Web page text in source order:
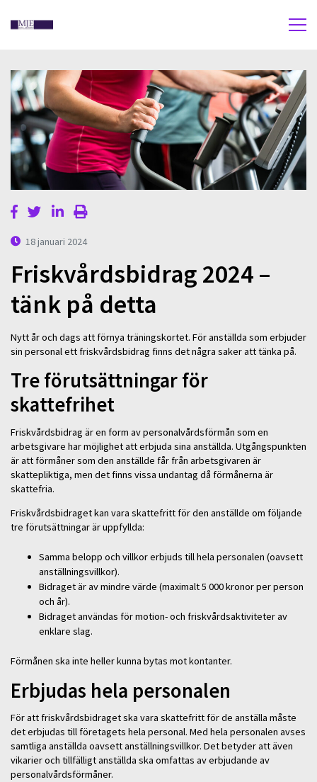
18 januari 2024
Friskvårdsbidrag 2024 –
tänk på detta
Nytt år och dags att förnya träningskortet. För anställda som erbjuder
sin personal ett friskvårdsbidrag finns det några saker att tänka på.
Tre förutsättningar för
skattefrihet
Friskvårdsbidrag är en form av personalvårdsförmån som en
arbetsgivare har möjlighet att erbjuda sina anställda. Utgångspunkten
är att förmåner som den anställde får från arbetsgivaren är
skattepliktiga, men det finns vissa undantag då förmånerna är
skattefria.
Friskvårdsbidraget kan vara skattefritt för den anställde om följande
tre förutsättningar är uppfyllda:
Samma belopp och villkor erbjuds till hela personalen (oavsett
anställningsvillkor).
Bidraget är av mindre värde (maximalt 5 000 kronor per person
och år).
Bidraget användas för motion- och friskvårdsaktiviteter av
enklare slag.
Förmånen ska inte heller kunna bytas mot kontanter.
Erbjudas hela personalen
För att friskvårdsbidraget ska vara skattefritt för de anställa måste
det erbjudas till företagets hela personal. Med hela personalen avses
samtliga anställda oavsett anställningsvillkor. Det betyder att även
vikarier och tillfälligt anställda ska omfattas av erbjudande av
personalvårdsförmåner.